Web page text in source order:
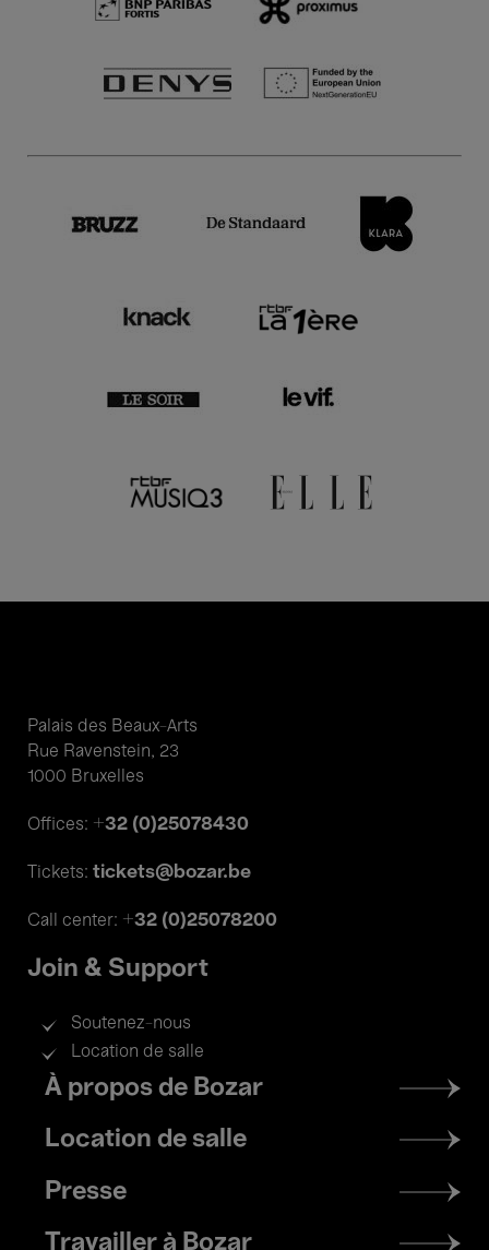
Palais des Beaux-Arts
Rue Ravenstein, 23
1000 Bruxelles
Offices: +32 (0)25078430
Tickets: tickets@bozar.be
Call center: +32 (0)25078200
Join & Support
Soutenez-nous
Location de salle
Footer
menu
À propos de Bozar
Location de salle
Presse
Travailler à Bozar